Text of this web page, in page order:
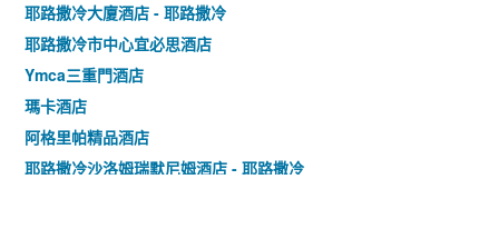
耶路撒冷大廈酒店 - 耶路撒冷
耶路撒冷市中心宜必思酒店
Ymca三重門酒店
瑪卡酒店
阿格里帕精品酒店
耶路撒冷沙洛姆瑞默尼姆酒店 - 耶路撒冷